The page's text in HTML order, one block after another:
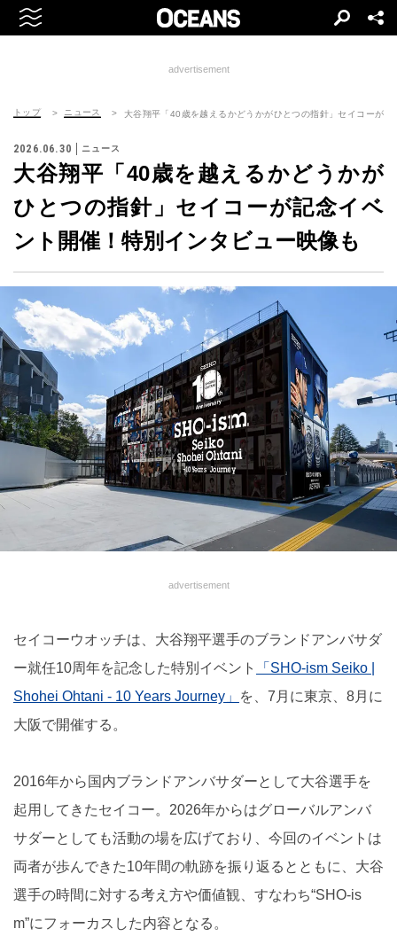
advertisement
トップ ニュース 大谷翔平「40歳を越えるかどうかがひとつの指針」セイコーが
2026.06.30 ニュース
大谷翔平「40歳を越えるかどうかが
ひとつの指針」セイコーが記念イベ
ント開催！特別インタビュー映像も
advertisement
セイコーウオッチは、大谷翔平選手のブランドアンバサダ
ー就任10周年を記念した特別イベント
「SHO-ism Seiko |
Shohei Ohtani - 10 Years Journey」
を、7月に東京、8月に
大阪で開催する。
2016年から国内ブランドアンバサダーとして大谷選手を
起用してきたセイコー。2026年からはグローバルアンバ
サダーとしても活動の場を広げており、今回のイベントは
両者が歩んできた10年間の軌跡を振り返るとともに、大谷
選手の時間に対する考え方や価値観、すなわち“SHO-is
m”にフォーカスした内容となる。